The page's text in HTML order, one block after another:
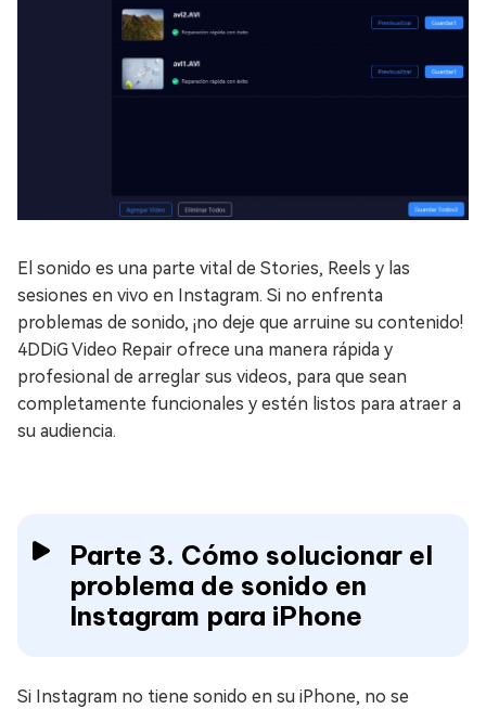
El sonido es una parte vital de Stories, Reels y las
sesiones en vivo en Instagram. Si no enfrenta
problemas de sonido, ¡no deje que arruine su contenido!
4DDiG Video Repair ofrece una manera rápida y
profesional de arreglar sus videos, para que sean
completamente funcionales y estén listos para atraer a
su audiencia.
Parte 3. Cómo solucionar el
problema de sonido en
Instagram para iPhone
Si Instagram no tiene sonido en su iPhone, no se